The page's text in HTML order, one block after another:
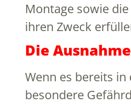
Montage sowie
ihren Zweck
Die
Wenn es bereits
besondere